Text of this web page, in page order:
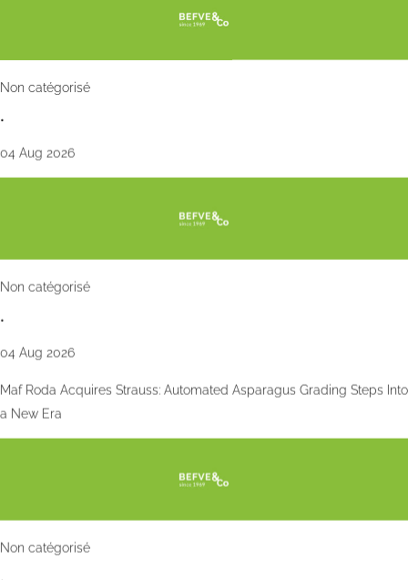
Non catégorisé
•
04 Aug 2026
Non catégorisé
•
04 Aug 2026
Maf Roda Acquires Strauss: Automated Asparagus Grading Steps Into
a New Era
Non catégorisé